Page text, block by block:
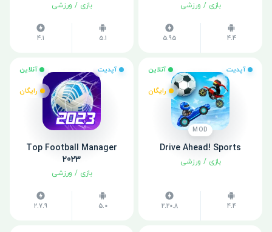
بازی / ورزشی
4.4
5.95
بازی / ورزشی
5.1
4.1
آپدیت آنلاین
رایگان
MOD
Drive Ahead! Sports
بازی / ورزشی
4.4
2.20.8
آپدیت آنلاین
رایگان
Top Football Manager
2023
بازی / ورزشی
5.0
2.7.9